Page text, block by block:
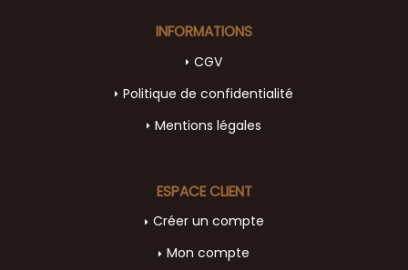
INFORMATIONS
CGV
Politique de confidentialité
Mentions légales
ESPACE CLIENT
Créer un compte
Mon compte